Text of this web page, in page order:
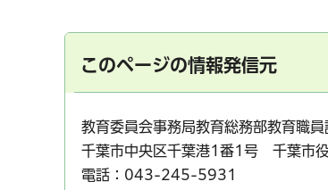
このページの情報発信元
教育委員会事務局教育総務部教育職員
千葉市中央区千葉港1番1号 千葉市
電話：043-245-5931